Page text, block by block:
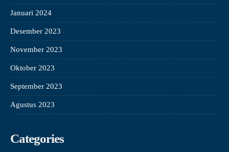
Januari 2024
Desember 2023
November 2023
Oktober 2023
September 2023
Agustus 2023
Categories